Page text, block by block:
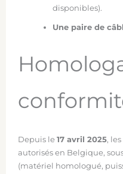
disponibles).
Une paire de
Depuis le 17 avril 2025,
autorisés en Belgique,
(matériel homologué,